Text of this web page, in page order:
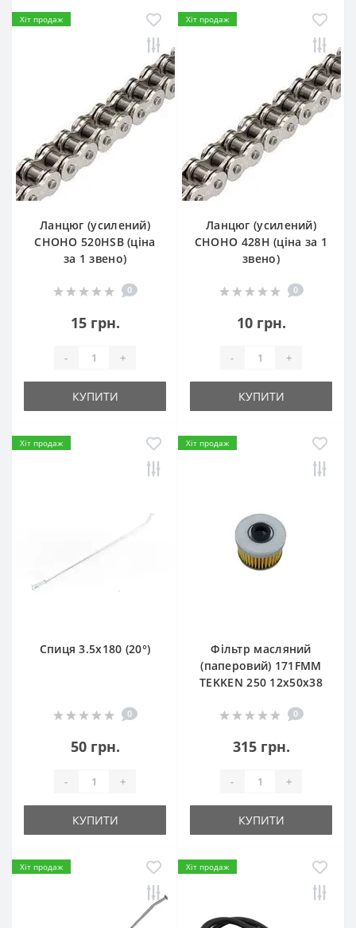
Хіт продаж
Ланцюг (усилений)
СHOHO 520HSB (ціна
за 1 звено)
0
15 грн.
- +
КУПИТИ
Хіт продаж
Ланцюг (усилений)
СHOHO 428H (ціна за 1
звено)
0
10 грн.
- +
КУПИТИ
Хіт продаж
Спиця 3.5х180 (20°)
0
50 грн.
- +
КУПИТИ
Хіт продаж
Фільтр масляний
(паперовий) 171FMM
TEKKEN 250 12х50х38
0
315 грн.
- +
КУПИТИ
Хіт продаж Хіт продаж